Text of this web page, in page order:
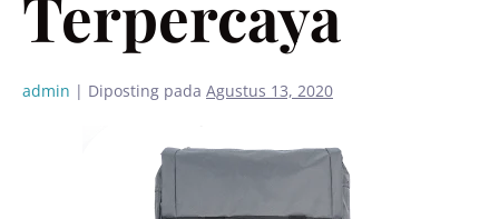
Terpercaya
admin | Diposting pada Agustus 13, 2020